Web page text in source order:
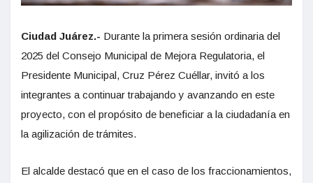
Ciudad Juárez.- Durante la primera sesión ordinaria del
2025 del Consejo Municipal de Mejora Regulatoria, el
Presidente Municipal, Cruz Pérez Cuéllar, invitó a los
integrantes a continuar trabajando y avanzando en este
proyecto, con el propósito de beneficiar a la ciudadanía en
la agilización de trámites.
El alcalde destacó que en el caso de los fraccionamientos,